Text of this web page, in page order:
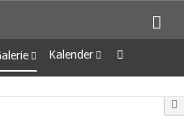
Kalender
Wochenansicht
Tagesansicht